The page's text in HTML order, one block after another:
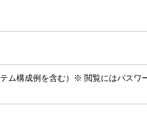
ム構成例を含む）※ 閲覧にはパスワ